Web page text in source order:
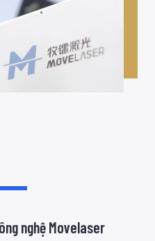
nghệ Movelaser